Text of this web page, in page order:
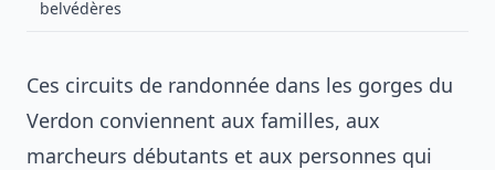
belvédères
Ces circuits de randonnée dans les gorges du
Verdon conviennent aux familles, aux
marcheurs débutants et aux personnes qui